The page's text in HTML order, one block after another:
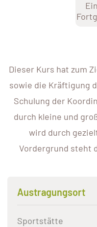
Dieser Kurs hat zum
sowie die Kräftigung
Schulung der
durch kleine und
wird durch
Vordergrund steht
Austragungsort
Sportstätte